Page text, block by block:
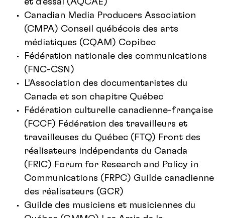
et d’essai (AQCAE)
Canadian Media Producers Association
(CMPA) Conseil québécois des arts
médiatiques (CQAM) Copibec
Fédération nationale des communications
(FNC-CSN)
L’Association des documentaristes du
Canada et son chapitre Québec
Fédération culturelle canadienne-française
(FCCF) Fédération des travailleurs et
travailleuses du Québec (FTQ) Front des
réalisateurs indépendants du Canada
(FRIC) Forum for Research and Policy in
Communications (FRPC) Guilde canadienne
des réalisateurs (GCR)
Guilde des musiciens et musiciennes du